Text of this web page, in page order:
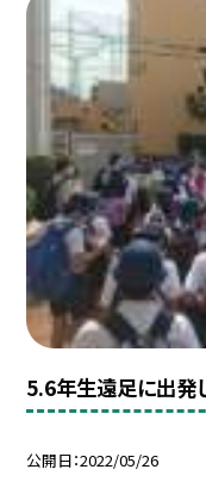
5.6年生遠足に出発
公開日 2022/05/26